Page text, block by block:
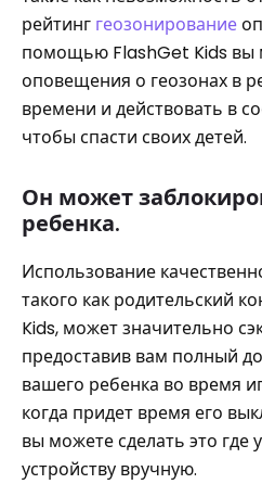
рейтинг геозонирование
помощью FlashGet Kids вы
оповещения о геозонах в
времени и действовать в
чтобы спасти своих детей.
Он может
ребенка.
Использование
такого как родительский
Kids, может значительно
предоставив вам полный
вашего ребенка во время
когда придет время его
вы можете сделать это где
устройству вручную.